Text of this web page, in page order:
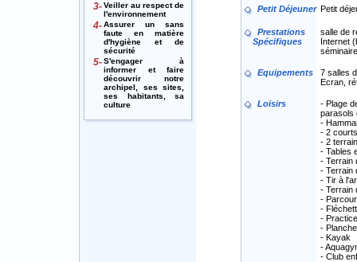
3-Veiller au respect de
l'environnement
4-Assurer un sans
faute en matière
d'hygiène et de
sécurité
5-S'engager à
informer et faire
découvrir notre
archipel, ses sites,
ses habitants, sa
culture
Petit Déjeuner Petit
Prestations
Spécifiques
salle de
Internet
Equipements
7 salles
Ecran,
Loisirs
- Plage
parasols
-
- 2
- 2
- Tables
- Terrain
- Terrain
- Tir à
- Terrain
-
-
-
-
- Kayak
-
- Club